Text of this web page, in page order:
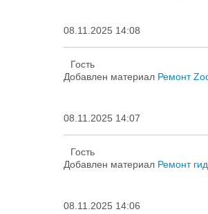
08.11.2025 14:08
Гость
Добавлен материал Ремонт
08.11.2025 14:07
Гость
Добавлен материал Ремонт
08.11.2025 14:06